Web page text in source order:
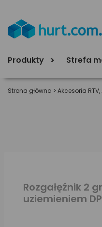
Produkty Strefa
Strona główna > Akcesoria
Rozgałęźnik 2
uziemieniem